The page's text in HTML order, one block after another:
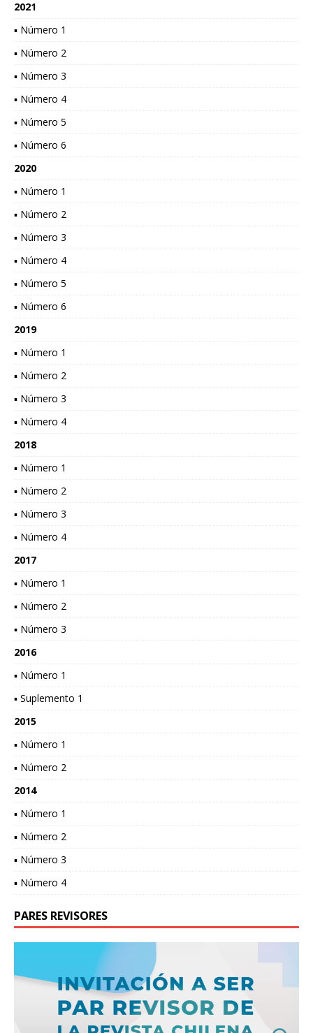
2021
▪ Número 1
▪ Número 2
▪ Número 3
▪ Número 4
▪ Número 5
▪ Número 6
2020
▪ Número 1
▪ Número 2
▪ Número 3
▪ Número 4
▪ Número 5
▪ Número 6
2019
▪ Número 1
▪ Número 2
▪ Número 3
▪ Número 4
2018
▪ Número 1
▪ Número 2
▪ Número 3
▪ Número 4
2017
▪ Número 1
▪ Número 2
▪ Número 3
2016
▪ Número 1
▪ Suplemento 1
2015
▪ Número 1
▪ Número 2
2014
▪ Número 1
▪ Número 2
▪ Número 3
▪ Número 4
PARES REVISORES